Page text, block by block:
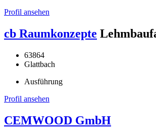
Profil ansehen
cb Raumkonzepte
63864
Glattbach
Ausführung
Profil ansehen
CEMWOOD GmbH